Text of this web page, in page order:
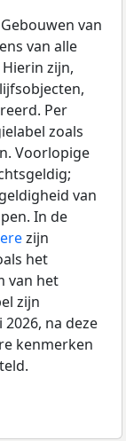
van
van alle
zijn,
Per
zoals
Voorlopige
van
In de
zijn
het
van het
zijn
na deze
kenmerken